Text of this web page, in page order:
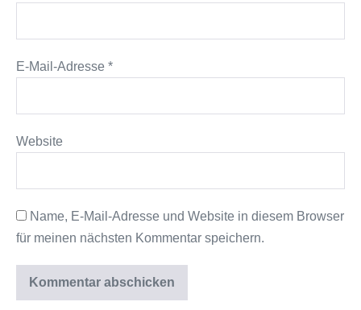
E-Mail-Adresse *
Website
Name, E-Mail-Adresse und Website in diesem Browser
für meinen nächsten Kommentar speichern.